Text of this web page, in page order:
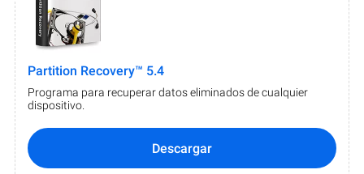
Partition Recovery™ 5.4
Programa para recuperar datos eliminados de cualquier
dispositivo.
Descargar